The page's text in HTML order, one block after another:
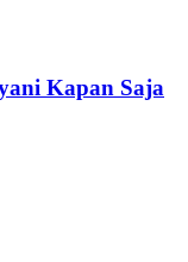
Kapan Saja